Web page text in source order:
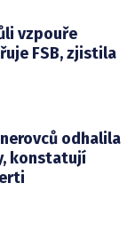
vzpouře
FSB, zjistila
odhalila
konstatují